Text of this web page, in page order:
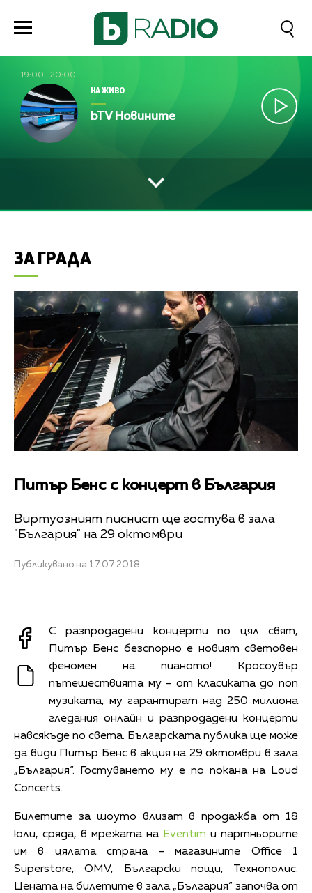
19:00 20:00
НА ЖИВО
bTV Новините
ЗА ГРАДА
Питър Бенс с концерт в България
Виртуозният писнист ще гостува в зала
"България" на 29 октомври
Публикувано на 17.07.2018
С разпродадени концерти по цял свят,
Питър Бенс безспорно е новият световен
феномен на пианото! Кросоувър
пътешествията му - от класиката до поп
музиката, му гарантират над 250 милиона
гледания онлайн и разпродадени концерти
навсякъде по света. Българската публика ще може
да види Питър Бенс в акция на 29 октомври в зала
„България“. Гостуването му е по покана на Loud
Concerts.
Билетите за шоуто влизат в продажба от 18
юли, сряда, в мрежата на Eventim и партньорите
им в цялата страна - магазинитe Office 1
Superstore, OMV, Български пощи, Технополис.
Цената на билетите в зала „България“ започва от